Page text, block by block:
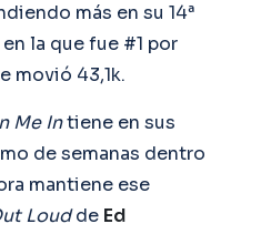
más en su 14ª
la que fue #1 por
movió 43,1k.
Me Intiene en sus
de semanas dentro
mantiene ese
Loudde Ed